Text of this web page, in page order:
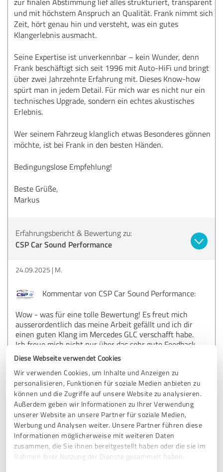
Diese Webseite verwendet Cookies
Wir verwenden Cookies, um Inhalte und Anzeigen zu
personalisieren, Funktionen für soziale Medien anbieten zu
können und die Zugriffe auf unsere Website zu analysieren.
Außerdem geben wir Informationen zu Ihrer Verwendung
unserer Website an unsere Partner für soziale Medien,
Werbung und Analysen weiter. Unsere Partner führen diese
Informationen möglicherweise mit weiteren Daten
zusammen, die Sie ihnen bereitgestellt haben oder die sie im
Rahmen Ihrer Nutzung der Dienste gesammelt haben.
und mit höchstem Anspruch an Qualität. Frank nimmt sich
Zeit, hört genau hin und versteht, was ein gutes
Klangerlebnis ausmacht.
Seine Expertise ist unverkennbar – kein Wunder, denn
Frank beschäftigt sich seit 1996 mit Auto-HiFi und bringt
über zwei Jahrzehnte Erfahrung mit. Dieses Know-how
spürt man in jedem Detail. Für mich war es nicht nur ein
technisches Upgrade, sondern ein echtes akustisches
Erlebnis.
Wer seinem Fahrzeug klanglich etwas Besonderes gönnen
möchte, ist bei Frank in den besten Händen.
Bedingungslose Empfehlung!
Beste Grüße,
Markus
Erfahrungsbericht & Bewertung zu:
CSP Car Sound Performance
24.09.2025 M.
Kommentar von CSP Car Sound Performance:
Wow - was für eine tolle Bewertung! Es freut mich
ausserordentlich das meine Arbeit gefällt und ich dir
einen guten Klang im Mercedes GLC verschafft habe.
Ich freue mich nicht nur über das sehr gute Feedback,
sondern treibt mich auch weiterhin an entsprechende
Klangkonzepte umzusetzen.
Ich bedanke mich und wünsche Dir weiterhin viele
schöne Stunden bei guter Musik in deinem Wagen
und allseits eine unfallfreie Fahrt.
5,00 von 5